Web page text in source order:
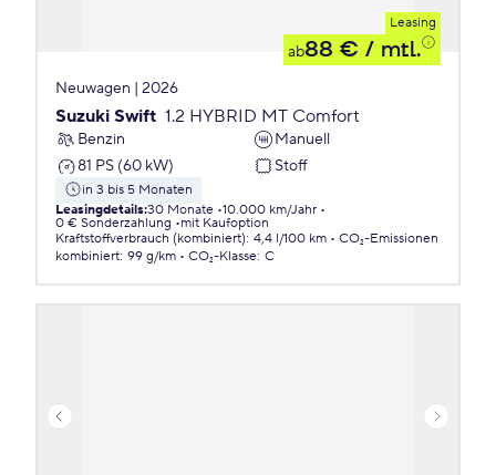
Leasing
ab88 € / mtl.
Neuwagen | 2026
Suzuki Swift 1.2 HYBRID MT Comfort
Benzin
Manuell
81 PS (60 kW)
Stoff
in 3 bis 5 Monaten
Leasingdetails:30 Monate 10.000 km/Jahr
0 € Sonderzahlung
mit Kaufoption
Kraftstoffverbrauch (kombiniert): 4,4 l/100 km
CO₂-Emissionen
kombiniert: 99 g/km CO₂-Klasse: C